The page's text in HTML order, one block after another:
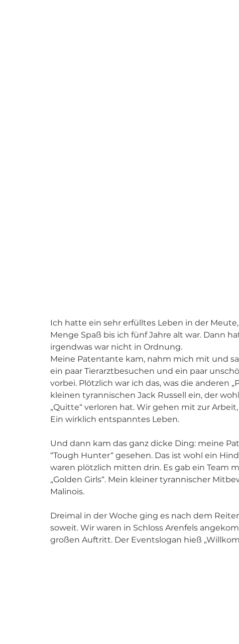
Ich hatte ein sehr erfülltes Leben in der
Menge Spaß bis ich fünf Jahre alt war. Dann
irgendwas war nicht in Ordnung.
Meine Patentante kam, nahm mich mit und
ein paar Tierarztbesuchen und ein paar
vorbei. Plötzlich war ich das, was die anderen
kleinen tyrannischen Jack Russell ein, der
„Quitte“ verloren hat. Wir gehen mit zur
Ein wirklich entspanntes Leben.
Und dann kam das ganz dicke Ding: meine
“Tough Hunter“ gesehen. Das ist wohl ein
waren plötzlich mitten drin. Es gab ein Team
„Golden Girls“. Mein kleiner tyrannischer
Malinois.
Dreimal in der Woche ging es nach dem
soweit. Wir waren in Schloss Arenfels
großen Auftritt. Der Eventslogan hieß